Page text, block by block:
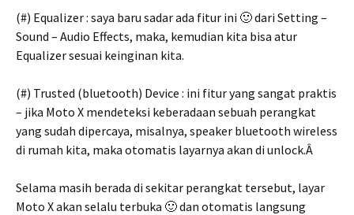
(#) Equalizer : saya baru sadar ada fitur ini 🙂 dari Setting –
Sound – Audio Effects, maka, kemudian kita bisa atur
Equalizer sesuai keinginan kita.
(#) Trusted (bluetooth) Device : ini fitur yang sangat praktis
– jika Moto X mendeteksi keberadaan sebuah perangkat
yang sudah dipercaya, misalnya, speaker bluetooth wireless
di rumah kita, maka otomatis layarnya akan di unlock.Â
Selama masih berada di sekitar perangkat tersebut, layar
Moto X akan selalu terbuka 🙂 dan otomatis langsung